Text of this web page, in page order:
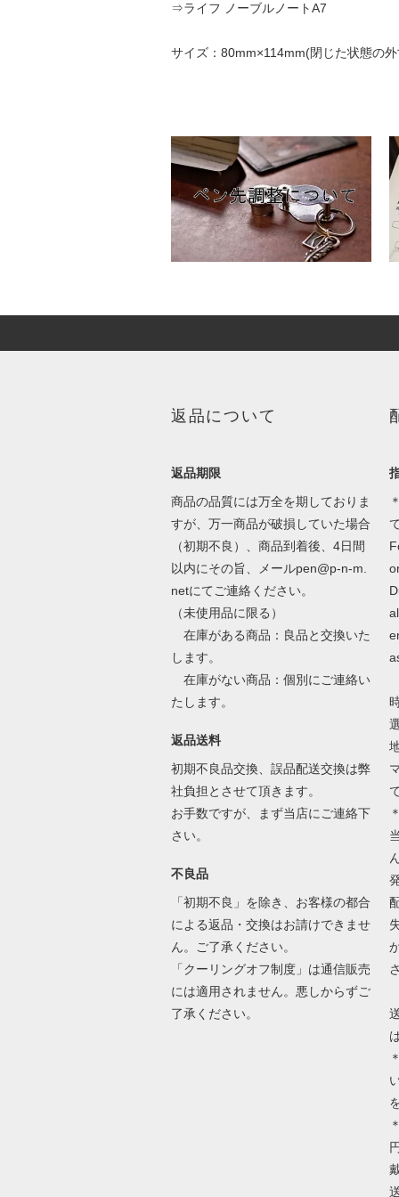
⇒ライフ ノーブルノートA7
サイズ：80mm×114mm(閉じた状態の
返品について
返品期限
商品の品質には万全を期しておりま
すが、万一商品が破損していた場合
（初期不良）、商品到着後、4日間
以内にその旨、メールpen@p-n-m.
netにてご連絡ください。
（未使用品に限る）
在庫がある商品：良品と交換いた
します。
在庫がない商品：個別にご連絡い
たします。
返品送料
初期不良品交換、誤品配送交換は弊
社負担とさせて頂きます。
お手数ですが、まず当店にご連絡下
さい。
不良品
「初期不良」を除き、お客様の都合
による返品・交換はお請けできませ
ん。ご了承ください。
「クーリングオフ制度」は通信販売
には適用されません。悪しからずご
了承ください。